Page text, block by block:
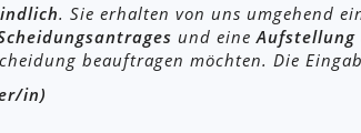
. Sie erhalten von uns umgehend
und eineAufstellung
beauftragen möchten. Die
in)